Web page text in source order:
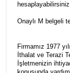
Onaylı M belgeli
Firmamız 1977
İthalat ve Terazi
İşletmenizin